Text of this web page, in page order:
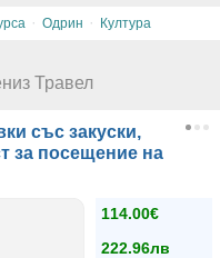
· Одрин · Култура
Травел
със закуски,
за посещение на
114.00€
222.96лв